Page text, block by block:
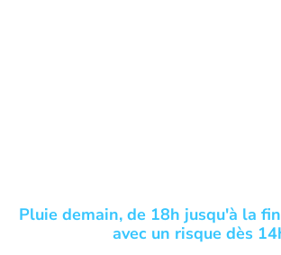
Pluie demain, de 18h jusqu'à la
avec un risque dès